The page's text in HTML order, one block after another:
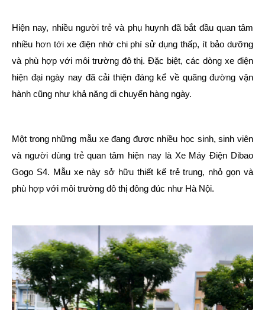
Hiện nay, nhiều người trẻ và phụ huynh đã bắt đầu quan tâm
nhiều hơn tới xe điện nhờ chi phí sử dụng thấp, ít bảo dưỡng
và phù hợp với môi trường đô thị. Đặc biệt, các dòng xe điện
hiện đại ngày nay đã cải thiện đáng kể về quãng đường vận
hành cũng như khả năng di chuyển hàng ngày.
Một trong những mẫu xe đang được nhiều học sinh, sinh viên
và người dùng trẻ quan tâm hiện nay là Xe Máy Điện Dibao
Gogo S4. Mẫu xe này sở hữu thiết kế trẻ trung, nhỏ gọn và
phù hợp với môi trường đô thị đông đúc như Hà Nội.